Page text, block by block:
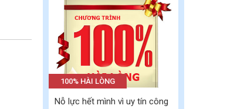
100% HÀI LÒNG
Nỗ lực hết mình vì uy tín công